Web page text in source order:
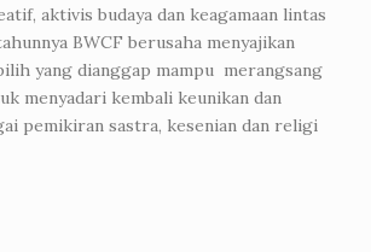
aktivis budaya dan keagamaan lintas
BWCF berusaha menyajikan
yang dianggap mampu merangsang
menyadari kembali keunikan dan
pemikiran sastra, kesenian dan religi